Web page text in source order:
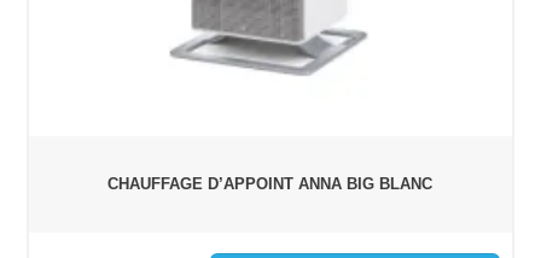
CHAUFFAGE D’APPOINT ANNA BIG BLANC